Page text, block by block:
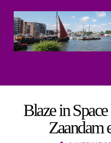
Blaze in
Zaandam